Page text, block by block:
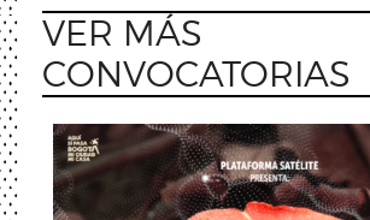
VER MÁS
CONVOCATORIAS